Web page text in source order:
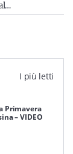
I più letti
Primavera
– VIDEO